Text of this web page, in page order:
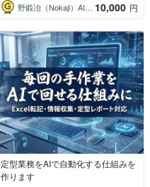
野鍛冶（Nokaji）AI業務自動化 10,000 円
定型業務をAIで自動化する仕組みを
作ります